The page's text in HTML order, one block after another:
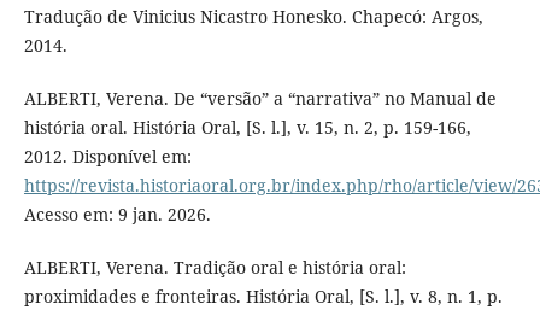
Tradução de Vinicius Nicastro Honesko. Chapecó: Argos,
2014.
ALBERTI, Verena. De “versão” a “narrativa” no Manual de
história oral. História Oral, [S. l.], v. 15, n. 2, p. 159-166,
2012. Disponível em:
https://revista.historiaoral.org.br/index.php/rho/article/view/
Acesso em: 9 jan. 2026.
ALBERTI, Verena. Tradição oral e história oral:
proximidades e fronteiras. História Oral, [S. l.], v. 8, n. 1, p.